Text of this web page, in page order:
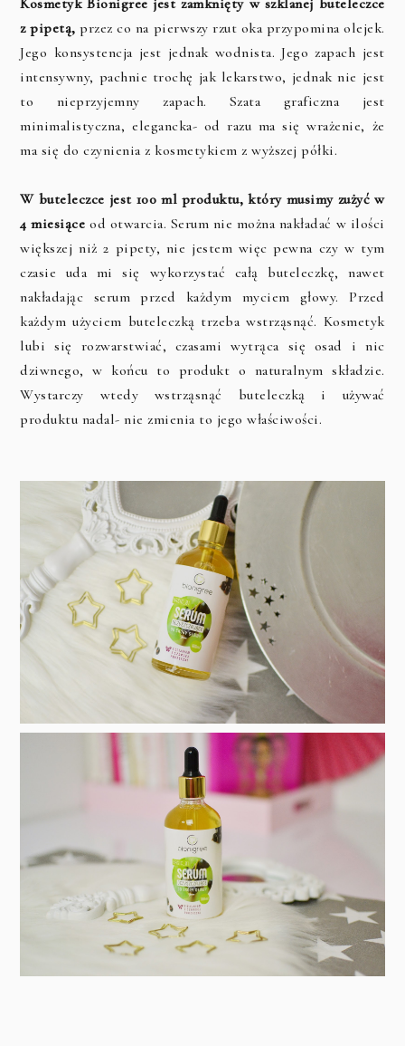
z pipetą,przez co na pierwszy rzut oka przypomina olejek.
Jego konsystencja jest jednak wodnista. Jego zapach jest
intensywny, pachnie trochę jak lekarstwo, jednak nie jest
to nieprzyjemny zapach. Szata graficzna jest
minimalistyczna, elegancka- od razu ma się wrażenie, że
ma się do czynienia z kosmetykiem z wyższej półki.
W buteleczce jest 100 ml produktu, który musimy zużyć w
4 miesiące od otwarcia. Serum nie można nakładać w ilości
większej niż 2 pipety, nie jestem więc pewna czy w tym
czasie uda mi się wykorzystać całą buteleczkę, nawet
nakładając serum przed każdym myciem głowy. Przed
każdym użyciem buteleczką trzeba wstrząsnąć. Kosmetyk
lubi się rozwarstwiać, czasami wytrąca się osad i nic
dziwnego, w końcu to produkt o naturalnym składzie.
Wystarczy wtedy wstrząsnąć buteleczką i używać
produktu nadal- nie zmienia to jego właściwości.